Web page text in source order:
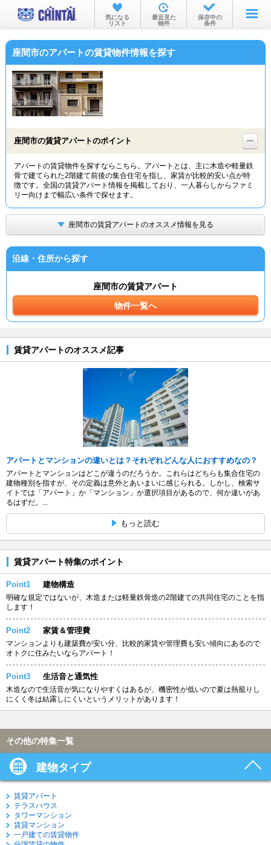
お部屋を探す
沿線・駅から
物件特集から
TOP
気になる
リスト
最近見た
物件
保存中の
条件
座間市のアパートの賃貸物件情報を探す
座間市の賃貸アパートのポイント
アパートの賃貸物件を探すならこちら。アパートとは、主に木造や軽量鉄
骨で建てられた2階建て前後の集合住宅を指し、家賃が比較的安い点が特
徴です。全国の賃貸アパート情報を掲載しており、一人暮らしからファミ
リー向けまで幅広い条件で探せます。
座間市の賃貸アパートのオススメ情報を見る
沿線・住所から探す
座間市の賃貸アパート
物件一覧へ
賃貸アパートのオススメ記事
アパートとマンションの違いとは？それぞれどんな人におすすめなの？
アパートとマンションはどこが違うのだろうか。これらはどちらも集合住宅の
建物種別を指すが、その定義は意外とあいまいに感じられる。しかし、検索サ
イトでは「アパート」か「マンション」か選択項目があるので、何か違いがあ
るはずだ。...
もっと読む
賃貸アパート特集のポイント
Point1 建物構造
明確な規定ではないが、木造または軽量鉄骨造の2階建ての共同住宅のことを指
します！
Point2 家賃＆管理費
マンションよりも建築費が安い分、比較的家賃や管理費も安い傾向にあるので
オトクに住みたいならアパート！
Point3 生活音と通気性
木造なので生活音が気になりやすくはあるが、機密性が低いので夏は熱籠りし
にくく冬は結露しにくいというメリットがあります！
その他の特集一覧
建物タイプ
賃貸アパート
テラスハウス
タワーマンション
賃貸マンション
一戸建ての賃貸物件